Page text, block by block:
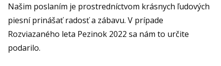
Našim poslaním je prostredníctvom krásnych ľudových
piesní prinášať radosť a zábavu. V prípade
Rozviazaného leta Pezinok 2022 sa nám to určite
podarilo.